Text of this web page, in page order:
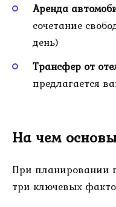
Аренда
сочетание
день)
Трансфер от
предлагается
На чем
При планировании
три ключевых